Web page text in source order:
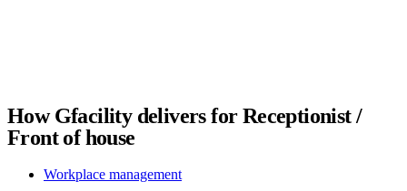
How Gfacility delivers for Receptionist /
Front of house
Workplace management